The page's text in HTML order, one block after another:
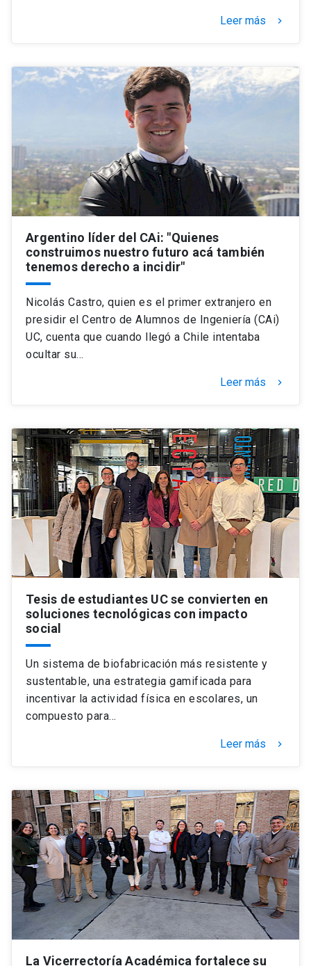
Leer más keyboard_arrow_right
Argentino líder del CAi: "Quienes
construimos nuestro futuro acá también
tenemos derecho a incidir"
Nicolás Castro, quien es el primer extranjero en
presidir el Centro de Alumnos de Ingeniería (CAi)
UC, cuenta que cuando llegó a Chile intentaba
ocultar su…
Leer más keyboard_arrow_right
Tesis de estudiantes UC se convierten en
soluciones tecnológicas con impacto
social
Un sistema de biofabricación más resistente y
sustentable, una estrategia gamificada para
incentivar la actividad física en escolares, un
compuesto para…
Leer más keyboard_arrow_right
La Vicerrectoría Académica fortalece su